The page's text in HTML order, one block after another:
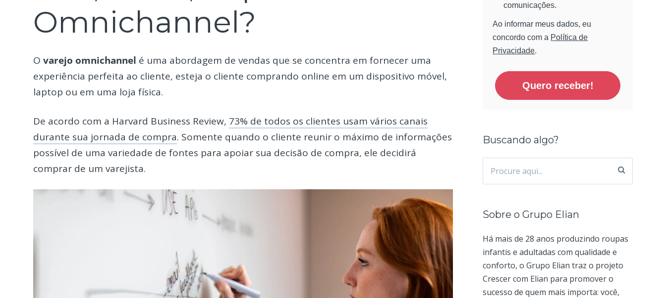
Omnichannel?
Ovarejo omnichannel é uma abordagem de vendas que se concentra em fornecer uma
experiência perfeita ao cliente, esteja o cliente comprando online em um dispositivo móvel,
laptop ou em uma loja física.
De acordo com a Harvard Business Review, 73% de todos os clientes usam vários canais
durante sua jornada de compra. Somente quando o cliente reunir o máximo de informações
possível de uma variedade de fontes para apoiar sua decisão de compra, ele decidirá
comprar de um varejista.
comunicações.
Ao informar meus dados, eu
concordo com a Política de
Privacidade.
Quero receber!
Buscando algo?
por:
Sobre o Grupo Elian
Há mais de 28 anos produzindo roupas
infantis e adultadas com qualidade e
conforto, o Grupo Elian traz o projeto
Crescer com Elian para promover o
sucesso de quem mais importa: você,